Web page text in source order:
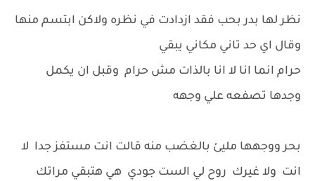
نظر لها بدر بحب فقد ازدادت في نظره ولاكن ابتسم منها
وقال اي حد تاني مكاني يبقي
حرام انما انا لا انا بالذات مش حرام وقبل ان يكمل
وجدها تصفعه علي وجهه
بحر ووجهها مليئ بالغضب منه قالت انت مستفز جدا لا
انت ولا غيرك روح لي الست جودي هي هتبقي مراتك